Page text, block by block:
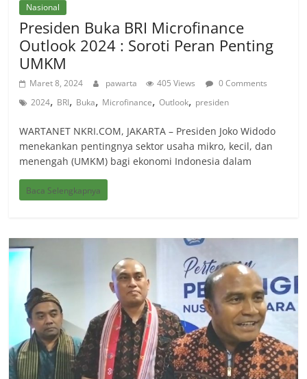
Nasional
Presiden Buka BRI Microfinance
Outlook 2024 : Soroti Peran Penting
UMKM
Maret 8, 2024 pawarta 405 Views
0 Comments
2024, BRI, Buka, Microfinance,Outlook, presiden
WARTANET NKRI.COM, JAKARTA – Presiden Joko Widodo
menekankan pentingnya sektor usaha mikro, kecil, dan
menengah (UMKM) bagi ekonomi Indonesia dalam
Baca Selengkapnya